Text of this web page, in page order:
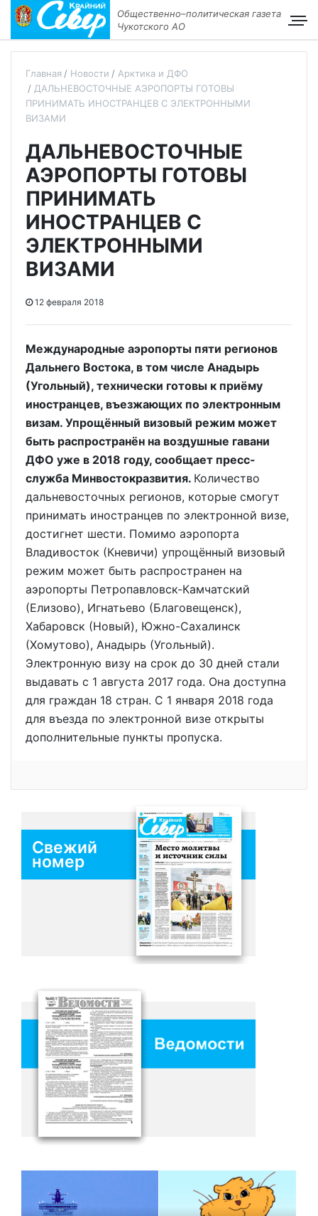
Общественно–политическая газета
Чукотского АО
Главная Новости
Арктика и ДФО
ДАЛЬНЕВОСТОЧНЫЕ АЭРОПОРТЫ ГОТОВЫ
ПРИНИМАТЬ ИНОСТРАНЦЕВ С ЭЛЕКТРОННЫМИ
ВИЗАМИ
ДАЛЬНЕВОСТОЧНЫЕ
АЭРОПОРТЫ ГОТОВЫ
ПРИНИМАТЬ
ИНОСТРАНЦЕВ С
ЭЛЕКТРОННЫМИ
ВИЗАМИ
12 февраля 2018
Международные аэропорты пяти регионов
Дальнего Востока, в том числе Анадырь
(Угольный), технически готовы к приёму
иностранцев, въезжающих по электронным
визам. Упрощённый визовый режим может
быть распространён на воздушные гавани
ДФО уже в 2018 году, сообщает пресс-
служба Минвостокразвития. Количество
дальневосточных регионов, которые смогут
принимать иностранцев по электронной визе,
достигнет шести. Помимо аэропорта
Владивосток (Кневичи) упрощённый визовый
режим может быть распространен на
аэропорты Петропавловск-Камчатский
(Елизово), Игнатьево (Благовещенск),
Хабаровск (Новый), Южно-Сахалинск
(Хомутово), Анадырь (Угольный).
Электронную визу на срок до 30 дней стали
выдавать с 1 августа 2017 года. Она доступна
для граждан 18 стран. С 1 января 2018 года
для въезда по электронной визе открыты
дополнительные пункты пропуска.
Свежий
номер